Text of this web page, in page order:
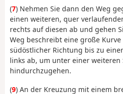
(7) Nehmen Sie dann den Weg
einen weiteren, quer
rechts auf diesen ab und gehen
Weg beschreibt eine große
südöstlicher Richtung bis zu
links ab, um unter einer weiteren
hindurchzugehen.
(9) An der Kreuzung mit einem